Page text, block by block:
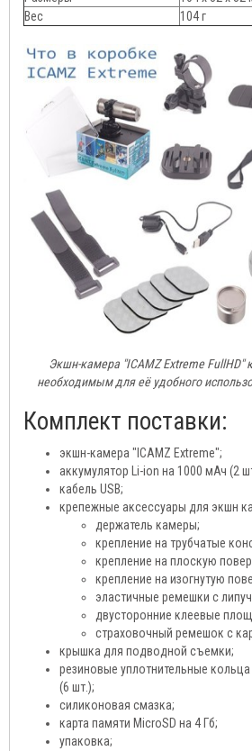
Вес
104 г
Экшн-камера "ICAMZ Extreme FullHD"
необходимым для её удобного
Комплект поставки:
экшн-камера "ICAMZ Extreme";
аккумулятор Li-ion на 1000 мАч (2
кабель USB;
крепежные аксессуары для экшн
держатель камеры;
крепление на трубчатые
крепление на плоскую
крепление на изогнутую
эластичные ремешки с
двусторонние клеевые
страховочный ремешок с
крышка для подводной съемки;
резиновые уплотнительные
(6 шт.);
силиконовая смазка;
карта памяти MicroSD на 4 Гб;
упаковка;